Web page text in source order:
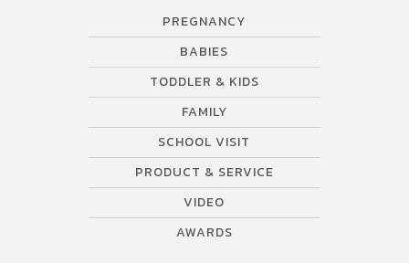
PREGNANCY
BABIES
TODDLER & KIDS
FAMILY
SCHOOL VISIT
PRODUCT & SERVICE
VIDEO
AWARDS